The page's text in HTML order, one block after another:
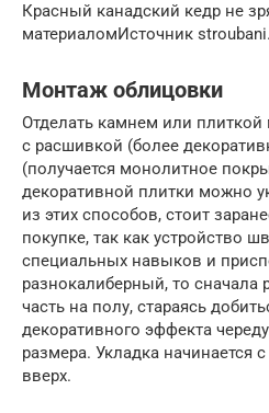
Красный канадский кедр не
материаломИсточник
Монтаж облицовки
Отделать камнем или
с расшивкой (более
(получается монолитное
декоративной плитки можно
из этих способов, стоит
покупке, так как устройство
специальных навыков и
разнокалиберный, то сначала
часть на полу, стараясь
декоративного эффекта
размера. Укладка начинается
вверх.